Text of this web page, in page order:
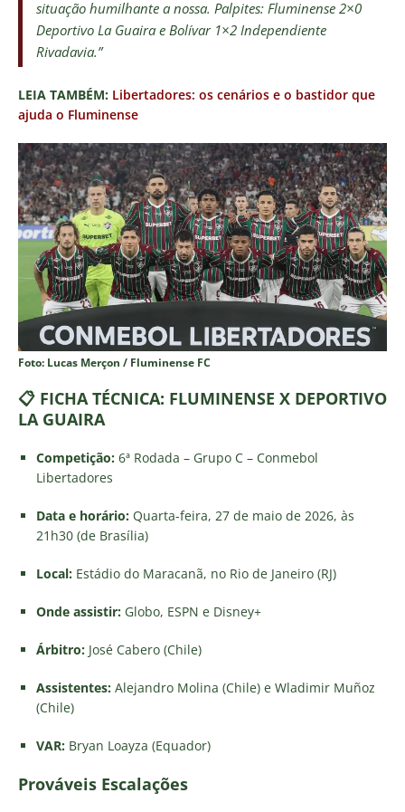
situação humilhante a nossa. Palpites: Fluminense 2×0
Deportivo La Guaira e Bolívar 1×2 Independiente
Rivadavia.”
LEIA TAMBÉM: Libertadores: os cenários e o bastidor que
ajuda o Fluminense
Foto: Lucas Merçon / Fluminense FC
📋 FICHA TÉCNICA: FLUMINENSE X DEPORTIVO
LA GUAIRA
Competição: 6ª Rodada – Grupo C – Conmebol
Libertadores
Data e horário: Quarta-feira, 27 de maio de 2026, às
21h30 (de Brasília)
Local: Estádio do Maracanã, no Rio de Janeiro (RJ)
Onde assistir: Globo, ESPN e Disney+
Árbitro: José Cabero (Chile)
Assistentes: Alejandro Molina (Chile) e Wladimir Muñoz
(Chile)
VAR: Bryan Loayza (Equador)
Prováveis Escalações